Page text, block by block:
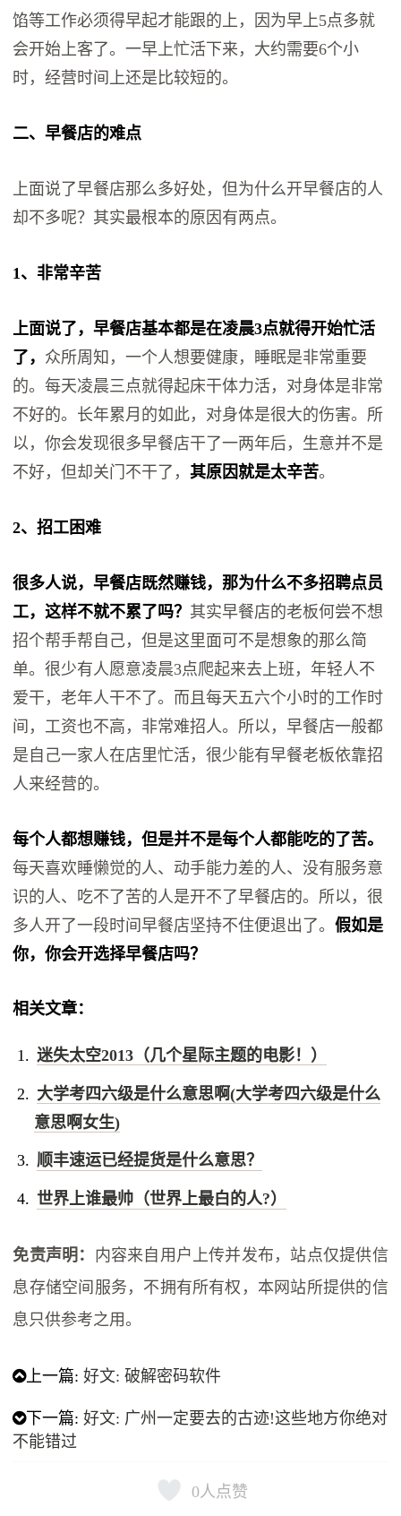
馅等工作必须得早起才能跟的上，因为早上5点多就
会开始上客了。一早上忙活下来，大约需要6个小
时，经营时间上还是比较短的。
二、早餐店的难点
上面说了早餐店那么多好处，但为什么开早餐店的人
却不多呢？其实最根本的原因有两点。
1、非常辛苦
上面说了，早餐店基本都是在凌晨3点就得开始忙活
了， 众所周知，一个人想要健康，睡眠是非常重要
的。每天凌晨三点就得起床干体力活，对身体是非常
不好的。长年累月的如此，对身体是很大的伤害。所
以，你会发现很多早餐店干了一两年后，生意并不是
不好，但却关门不干了， 其原因就是太辛苦。
2、招工困难
很多人说，早餐店既然赚钱，那为什么不多招聘点员
工，这样不就不累了吗？ 其实早餐店的老板何尝不想
招个帮手帮自己，但是这里面可不是想象的那么简
单。很少有人愿意凌晨3点爬起来去上班，年轻人不
爱干，老年人干不了。而且每天五六个小时的工作时
间，工资也不高，非常难招人。所以，早餐店一般都
是自己一家人在店里忙活，很少能有早餐老板依靠招
人来经营的。
每个人都想赚钱，但是并不是每个人都能吃的了苦。
每天喜欢睡懒觉的人、动手能力差的人、没有服务意
识的人、吃不了苦的人是开不了早餐店的。所以，很
多人开了一段时间早餐店坚持不住便退出了。假如是
你，你会开选择早餐店吗？
相关文章：
迷失太空2013（几个星际主题的电影！）
大学考四六级是什么意思啊(大学考四六级是什么
意思啊女生)
顺丰速运已经提货是什么意思？
世界上谁最帅（世界上最白的人?）
免责声明： 内容来自用户上传并发布，站点仅提供信
息存储空间服务，不拥有所有权，本网站所提供的信
息只供参考之用。
上一篇:好文: 破解密码软件
下一篇:好文: 广州一定要去的古迹!这些地方你绝对
不能错过
0人点赞